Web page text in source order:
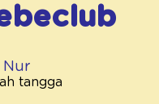
Nur
tangga